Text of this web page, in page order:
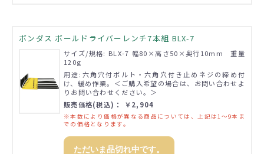
ボンダス ボールドライバーレンチ7本組 BLX-7
サイズ/規格: BLX-7 幅80×高さ50×奥行10mm 重量
120g
用途:六角穴付ボルト・六角穴付き止めネジの締め付
け、緩め作業。＜ご購入希望の場合は、お問い合わせよ
りお問い合わせください。＞
販売価格(税込)： ￥2,904
※本数により価格が異なる商品については、上記は1～9本ま
での価格となります。
ただいま品切れ中です。